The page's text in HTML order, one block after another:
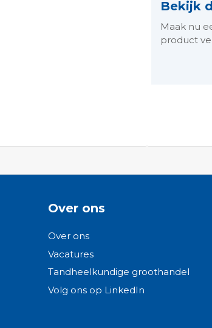
Bekijk
Maak nu
product
Over ons
Over ons
Vacatures
Tandheelkundige groothandel
Volg ons op LinkedIn